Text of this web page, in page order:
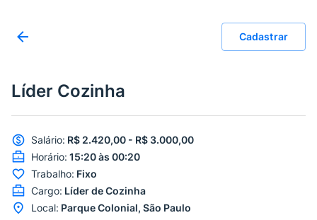
Cadastrar
Líder Cozinha
Salário: R$ 2.420,00 - R$ 3.000,00
Horário: 15:20 às 00:20
Trabalho: Fixo
Cargo: Líder de Cozinha
Local: Parque Colonial, São Paulo